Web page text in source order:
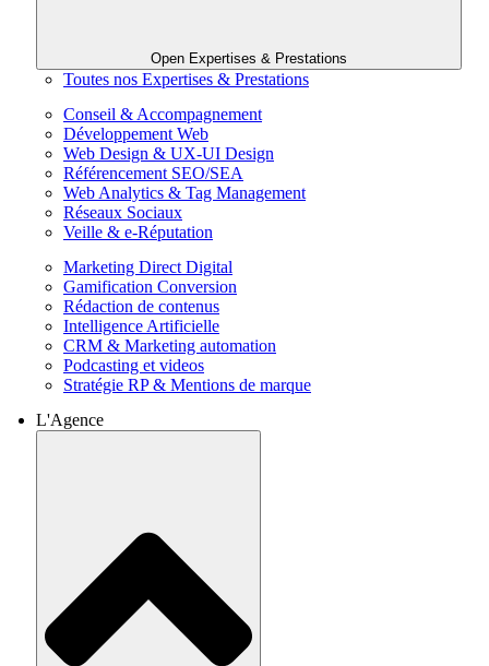
Open Expertises & Prestations
Toutes nos Expertises & Prestations
Conseil & Accompagnement
Développement Web
Web Design & UX-UI Design
Référencement SEO/SEA
Web Analytics & Tag Management
Réseaux Sociaux
Veille & e-Réputation
Marketing Direct Digital
Gamification Conversion
Rédaction de contenus
Intelligence Artificielle
CRM & Marketing automation
Podcasting et videos
Stratégie RP & Mentions de marque
L'Agence